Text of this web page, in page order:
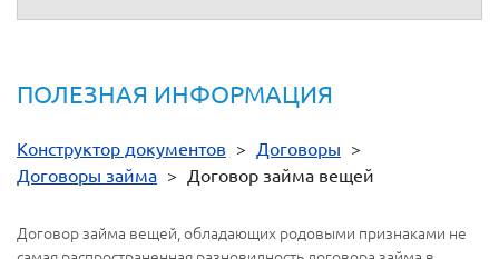
ПОЛЕЗНАЯ ИНФОРМАЦИЯ
Конструктор документов > Договоры >
Договоры займа > Договор займа вещей
Договор займа вещей, обладающих родовыми признаками не